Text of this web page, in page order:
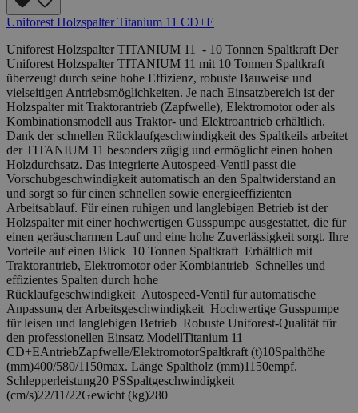
Uniforest Holzspalter Titanium 11 CD+E
Uniforest Holzspalter TITANIUM 11 - 10 Tonnen Spaltkraft Der
Uniforest Holzspalter TITANIUM 11 mit 10 Tonnen Spaltkraft
überzeugt durch seine hohe Effizienz, robuste Bauweise und
vielseitigen Antriebsmöglichkeiten. Je nach Einsatzbereich ist der
Holzspalter mit Traktorantrieb (Zapfwelle), Elektromotor oder als
Kombinationsmodell aus Traktor- und Elektroantrieb erhältlich.
Dank der schnellen Rücklaufgeschwindigkeit des Spaltkeils arbeitet
der TITANIUM 11 besonders zügig und ermöglicht einen hohen
Holzdurchsatz. Das integrierte Autospeed-Ventil passt die
Vorschubgeschwindigkeit automatisch an den Spaltwiderstand an
und sorgt so für einen schnellen sowie energieeffizienten
Arbeitsablauf. Für einen ruhigen und langlebigen Betrieb ist der
Holzspalter mit einer hochwertigen Gusspumpe ausgestattet, die für
einen geräuscharmen Lauf und eine hohe Zuverlässigkeit sorgt. Ihre
Vorteile auf einen Blick 10 Tonnen Spaltkraft Erhältlich mit
Traktorantrieb, Elektromotor oder Kombiantrieb Schnelles und
effizientes Spalten durch hohe
Rücklaufgeschwindigkeit Autospeed-Ventil für automatische
Anpassung der Arbeitsgeschwindigkeit Hochwertige Gusspumpe
für leisen und langlebigen Betrieb Robuste Uniforest-Qualität für
den professionellen Einsatz ModellTitanium 11
CD+EAntriebZapfwelle/ElektromotorSpaltkraft (t)10Spalthöhe
(mm)400/580/1150max. Länge Spaltholz (mm)1150empf.
Schlepperleistung20 PSSpaltgeschwindigkeit
(cm/s)22/11/22Gewicht (kg)280